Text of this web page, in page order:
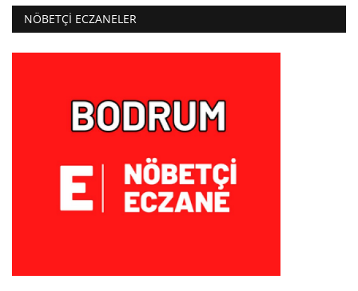
NÖBETÇI ECZANELER